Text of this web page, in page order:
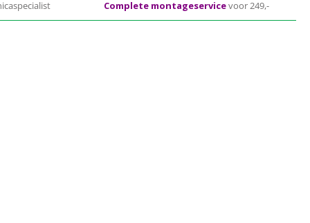
Complete montageservicevoor 249,-